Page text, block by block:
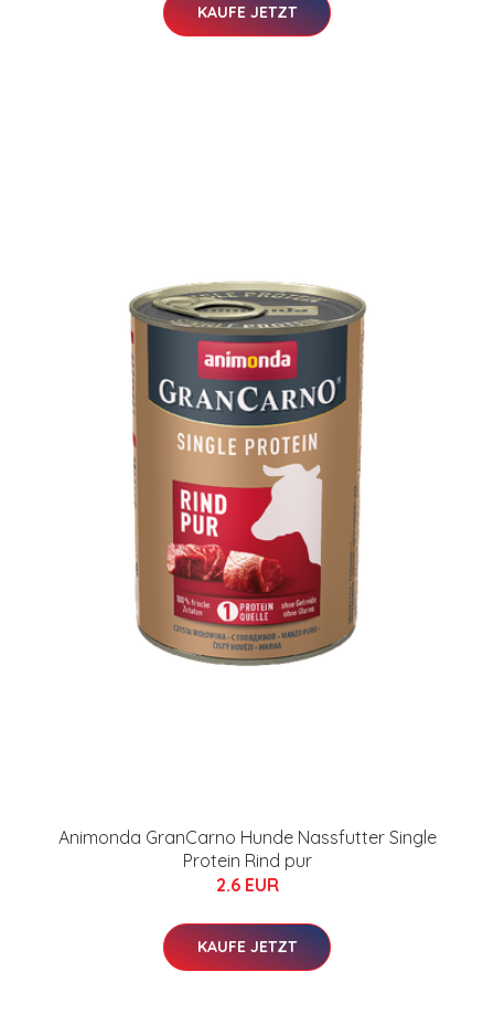
KAUFE JETZT
Animonda GranCarno Hunde Nassfutter Single
Protein Rind pur
2.6 EUR
KAUFE JETZT